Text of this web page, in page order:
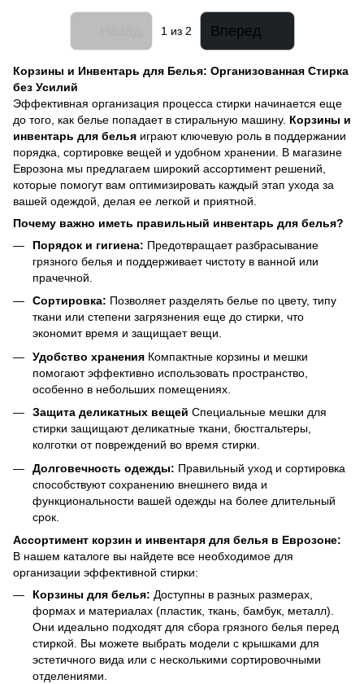
1 из 2 Вперед
Корзины и Инвентарь для Белья: Организованная Стирка
без Усилий
Эффективная организация процесса стирки начинается еще
до того, как белье попадает в стиральную машину. Корзины и
инвентарь для белья играют ключевую роль в поддержании
порядка, сортировке вещей и удобном хранении. В магазине
Еврозона мы предлагаем широкий ассортимент решений,
которые помогут вам оптимизировать каждый этап ухода за
вашей одеждой, делая ее легкой и приятной.
Почему важно иметь правильный инвентарь для белья?
Порядок и гигиена: Предотвращает разбрасывание
грязного белья и поддерживает чистоту в ванной или
прачечной.
Сортировка: Позволяет разделять белье по цвету, типу
ткани или степени загрязнения еще до стирки, что
экономит время и защищает вещи.
Удобство хранения Компактные корзины и мешки
помогают эффективно использовать пространство,
особенно в небольших помещениях.
Защита деликатных вещей Специальные мешки для
стирки защищают деликатные ткани, бюстгальтеры,
колготки от повреждений во время стирки.
Долговечность одежды: Правильный уход и сортировка
способствуют сохранению внешнего вида и
функциональности вашей одежды на более длительный
срок.
Ассортимент корзин и инвентаря для белья в Еврозоне:
В нашем каталоге вы найдете все необходимое для
организации эффективной стирки:
Корзины для белья: Доступны в разных размерах,
формах и материалах (пластик, ткань, бамбук, металл).
Они идеально подходят для сбора грязного белья перед
стиркой. Вы можете выбрать модели с крышками для
эстетичного вида или с несколькими сортировочными
отделениями.